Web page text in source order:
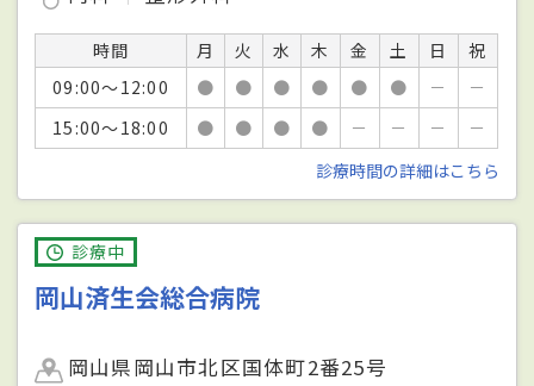
時間 月 火 水 木 金 土 日
祝
09:00～12:00
● ● ● ● ● ● －
－
15:00～18:00
● ● ● ● － － －
－
診療時間の詳細はこちら
診療中
岡山済生会総合病院
岡山県岡山市北区国体町2番25号